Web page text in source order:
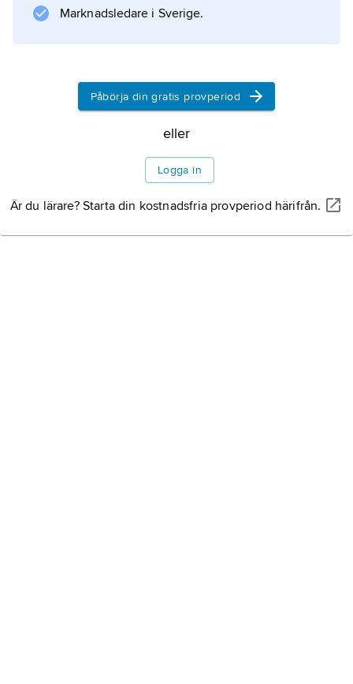
mellan en endomorf kroppsform och en
Information om artikeln
Marknadsledare i Sverige.
Påbörja din gratis provperiod
eller
Logga in
Är du lärare? Starta din kostnadsfria provperiod härifrån.